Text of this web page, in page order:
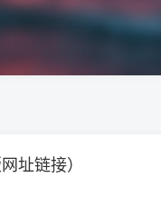
址链接）